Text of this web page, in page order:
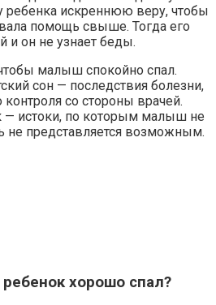
ребенка искреннюю веру, чтобы
помощь свыше. Тогда его
и он не узнает беды.
малыш спокойно спал.
сон — последствия болезни,
со стороны врачей.
— истоки, по которым малыш не
не представляется возможным.
хорошо спал?